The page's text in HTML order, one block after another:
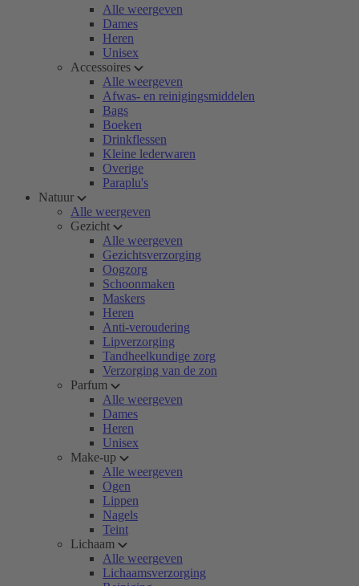
Alle weergeven
Dames
Heren
Unisex
Accessoires
Alle weergeven
Afwas- en reinigingsmiddelen
Bags
Boeken
Drinkflessen
Kleine lederwaren
Overige
Paraplu's
Natuur
Alle weergeven
Gezicht
Alle weergeven
Gezichtsverzorging
Oogzorg
Schoonmaken
Maskers
Heren
Anti-veroudering
Lipverzorging
Tandheelkundige zorg
Verzorging van de zon
Parfum
Alle weergeven
Dames
Heren
Unisex
Make-up
Alle weergeven
Ogen
Lippen
Nagels
Teint
Lichaam
Alle weergeven
Lichaamsverzorging